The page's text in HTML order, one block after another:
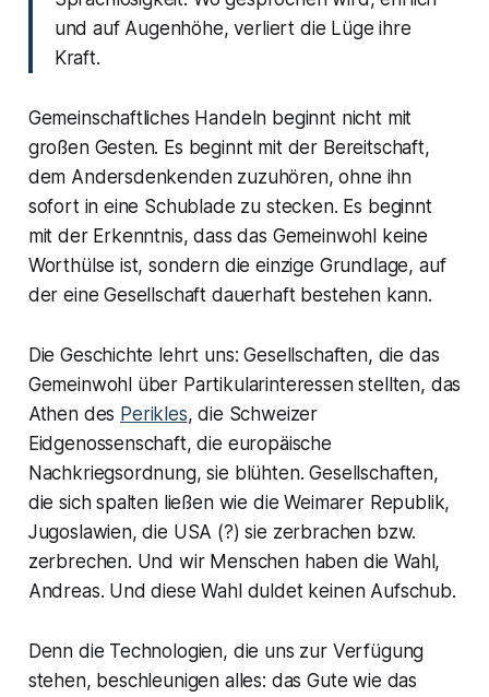
und auf Augenhöhe, verliert die Lüge ihre
Kraft.
Gemeinschaftliches Handeln beginnt nicht mit
großen Gesten. Es beginnt mit der Bereitschaft,
dem Andersdenkenden zuzuhören, ohne ihn
sofort in eine Schublade zu stecken. Es beginnt
mit der Erkenntnis, dass das Gemeinwohl keine
Worthülse ist, sondern die einzige Grundlage, auf
der eine Gesellschaft dauerhaft bestehen kann.
Die Geschichte lehrt uns: Gesellschaften, die das
Gemeinwohl über Partikularinteressen stellten, das
Athen des Perikles, die Schweizer
Eidgenossenschaft, die europäische
Nachkriegsordnung, sie blühten. Gesellschaften,
die sich spalten ließen wie die Weimarer Republik,
Jugoslawien, die USA (?) sie zerbrachen bzw.
zerbrechen. Und wir Menschen haben die Wahl,
Andreas. Und diese Wahl duldet keinen Aufschub.
Denn die Technologien, die uns zur Verfügung
stehen, beschleunigen alles: das Gute wie das